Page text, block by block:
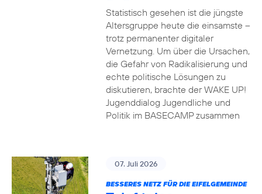
Statistisch gesehen ist die jüngste
Altersgruppe heute die einsamste –
trotz permanenter digitaler
Vernetzung. Um über die Ursachen,
die Gefahr von Radikalisierung und
echte politische Lösungen zu
diskutieren, brachte der WAKE UP!
Jugenddialog Jugendliche und
Politik im BASECAMP zusammen
07. Juli 2026
BESSERES NETZ FÜR DIE EIFELGEMEINDE